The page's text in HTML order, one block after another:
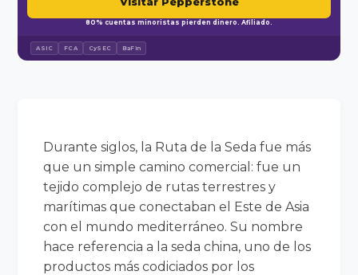
80% cuentas minoristas pierden dinero. Afiliado.
ASIC FCA CySEC BaFin
Durante siglos, la Ruta de la Seda fue más
que un simple camino comercial: fue un
tejido complejo de rutas terrestres y
marítimas que conectaban el Este de Asia
con el mundo mediterráneo. Su nombre
hace referencia a la seda china, uno de los
productos más codiciados por los